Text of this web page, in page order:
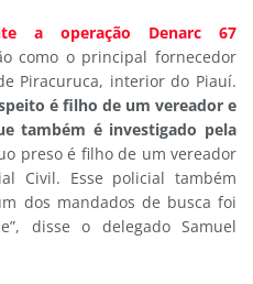
a operação Denarc 67
como o principal fornecedor
Piracuruca, interior do Piauí.
é filho de um vereador e
também é investigado pela
preso é filho de um vereador
Civil. Esse policial também
dos mandados de busca foi
disse o delegado Samuel